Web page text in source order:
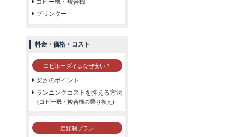
コピー機・複合機
プリンター
料金・価格・コスト
コピホーダイはなぜ安い？
安さのポイント
ランニングコストを抑える方法
(コピー機・複合機の乗り換え)
定額制プラン